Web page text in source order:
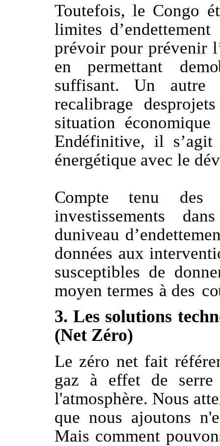
Toutefois, le Congo
limites d’endettement
prévoir pour prévenir
en
permettant de
suffisant.
Un
autre
recalibrage
desprojets
situation
économique
Endéfinitive, il
s’agit
énergétique avec le
Compte
tenu
des
investissements
dans
duniveau
données aux
susceptibles de
moyen termes à des
3. Les solutions
(Net Zéro)
Le zéro net fait
gaz à effet de
l'atmosphère. Nous
que nous ajoutons
Mais comment